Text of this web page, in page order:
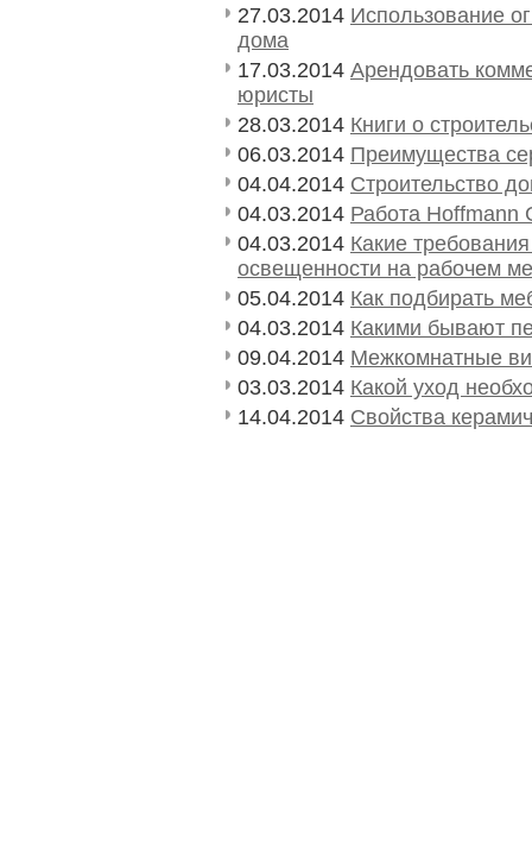
27.03.2014 Использование
дома
17.03.2014 Арендовать
юристы
28.03.2014 Книги о
06.03.2014 Преимущества
04.04.2014 Строительство
04.03.2014 Работа Hoffmann
04.03.2014 Какие
освещенности на рабочем
05.04.2014 Как подбирать
04.03.2014 Какими бывают
09.04.2014 Межкомнатные
03.03.2014 Какой уход
14.04.2014 Свойства